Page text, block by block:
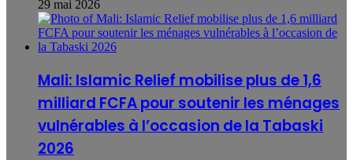
29 mai 2026
Mali: Islamic Relief mobilise plus de 1,6
milliard FCFA pour soutenir les ménages
vulnérables à l’occasion de la Tabaski
2026